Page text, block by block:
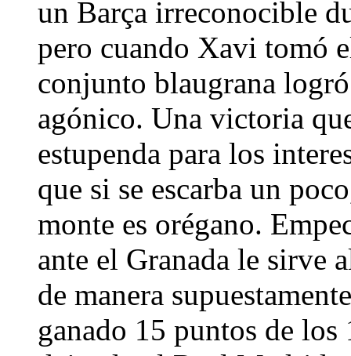
un Barça irreconocible
pero cuando Xavi tomó
conjunto blaugrana
agónico. Una victoria
estupenda para los
que si se escarba un
monte es orégano.
ante el Granada le sirve
de manera
ganado 15 puntos de